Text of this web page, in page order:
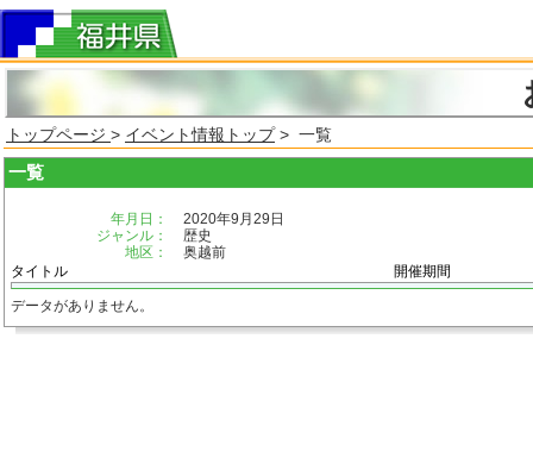
トップページ > イベント情報トップ> 一覧
一覧
年月日：
2020年9月29日
ジャンル：
歴史
地区：
奥越前
タイトル
開催期間
データがありません。